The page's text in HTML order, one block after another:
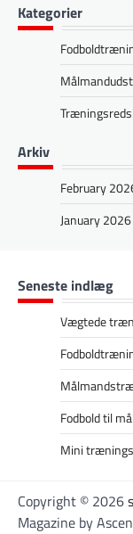
Kategorier
Arkiv
February
January 2026
Seneste indlæg
Vægtede
Fodbold til
Mini
Copyright © 2026
Magazine by